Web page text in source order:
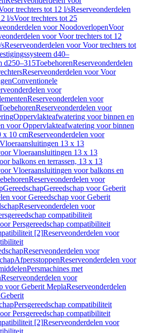
trechters tot 12 l/sReserveonderdelen
l/sVoor trechters tot 25
voor NoodoverlopenVoor
voor Voor trechters tot 12
Reserveonderdelen voor Voor trechters tot
d40–
d250–315ToebehorenReserveonderdelen
Reserveonderdelen voor Voor
Conventionele
voor
Reserveonderdelen voor
Reserveonderdelen voor
Oppervlakteafwatering voor binnen en
voor Oppervlakteafwatering voor binnen
x 10 cmReserveonderdelen voor
Vloeraansluitingen 13 x 13
Vloeraansluitingen 13 x 13
balkons en terrassen, 13 x 13
Vloeraansluitingen voor balkons en
Reserveonderdelen voor
GereedschapGereedschap voor Geberit
voor Gereedschap voor Geberit
Reserveonderdelen voor
compatibiliteit
Persgereedschap compatibiliteit
[2]Reserveonderdelen voor
Reserveonderdelen voor
AfpersstoppenReserveonderdelen voor
Persmachines met
Reserveonderdelen voor
voor Geberit MeplaReserveonderdelen
Persgereedschap compatibiliteit
Persgereedschap compatibiliteit
[2]Reserveonderdelen voor